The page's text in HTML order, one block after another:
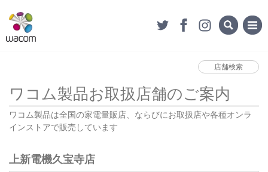
店舗検索
ワコム製品お取扱店舗のご案内
ワコム製品は全国の家電量販店、ならびにお取扱店や各種オンラ
インストアで販売しています
上新電機久宝寺店